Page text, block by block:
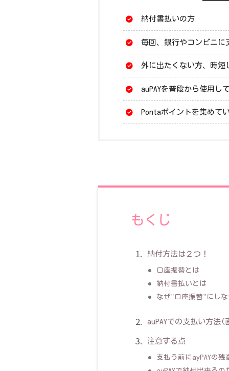
納付書払いの方
毎回、銀行やコンビニに
外に出たくない方、時短
auPAYを普段から使用し
Pontaポイントを集めて
もくじ
納付方法は２つ！
口座振替とは
納付書払いとは
なぜ"口座振替"にし
auPAYでの支払い方法(
注意する点
支払う前にayPAYの残